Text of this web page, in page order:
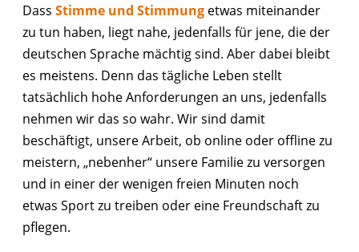
Dass Stimme und Stimmung etwas miteinander
zu tun haben, liegt nahe, jedenfalls für jene, die der
deutschen Sprache mächtig sind. Aber dabei bleibt
es meistens. Denn das tägliche Leben stellt
tatsächlich hohe Anforderungen an uns, jedenfalls
nehmen wir das so wahr. Wir sind damit
beschäftigt, unsere Arbeit, ob online oder offline zu
meistern, „nebenher“ unsere Familie zu versorgen
und in einer der wenigen freien Minuten noch
etwas Sport zu treiben oder eine Freundschaft zu
pflegen.